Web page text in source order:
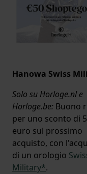
Hanowa Swiss
Solo su Horloge.nl e
Horloge.be: Buono
per uno sconto di
euro sul prossimo
acquisto, con
di un orologio
Military*.